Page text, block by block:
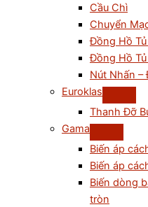
Cầu Chì
Chuyển
Đồng Hồ
Đồng Hồ
Nút Nhấn –
Euroklas
Thanh Đỡ
Gama
Biến áp
Biến áp
Biến dòng
tròn